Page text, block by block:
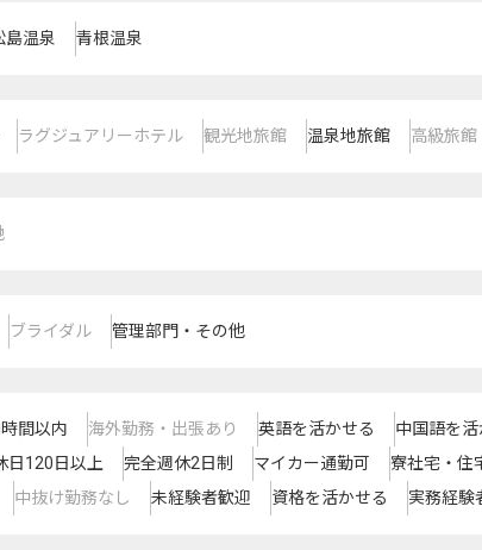
島温泉 青根温泉
ラグジュアリーホテル 観光地旅館 温泉地旅館 高級旅館
ブライダル 管理部門・その他
間以内 海外勤務・出張あり 英語を活かせる
中国語を
日120日以上 完全週休2日制 マイカー通勤可
寮社宅・住
中抜け勤務なし 未経験者歓迎 資格を活かせる 実務経験